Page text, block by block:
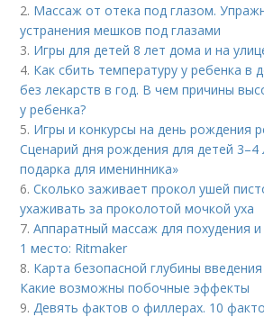
2. Массаж от отека под глазом.
устранения мешков под глазами
3. Игры для детей 8 лет дома и на
4. Как сбить температуру у ребенка в
без лекарств в год. В чем причины
у ребенка?
5. Игры и конкурсы на день рождения
Сценарий дня рождения для детей 3–4
подарка для именинника»
6.Сколько заживает прокол ушей
ухаживать за проколотой мочкой уха
7.Аппаратный массаж для похудения
1 место: Ritmaker
8. Карта безопасной глубины
Какие возможны побочные эффекты
9.Девять фактов о филлерах. 10